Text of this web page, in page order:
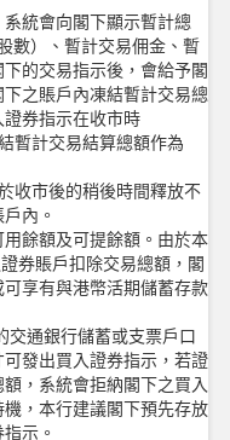
統會向閣下顯示暫計總
數）、暫計交易佣金、暫
的交易指示後，會給予閣
之賬戶內凍結暫計交易總
券指示在收市時
暫計交易結算總額作為
收市後的稍後時間釋放不
內。
餘額及可提餘額。由於本
券賬戶扣除交易總額，閣
享有與港幣活期儲蓄存款
交通銀行儲蓄或支票戶口
發出買入證券指示，若證
，系統會拒納閣下之買入
，本行建議閣下預先存放
示。